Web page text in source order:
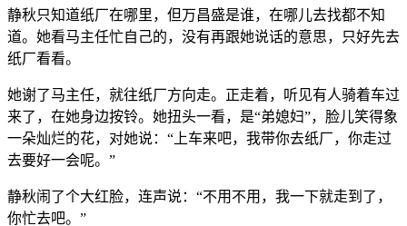
静秋只知道纸厂在哪里，但万昌盛是谁，在哪儿去找都不知
道。她看马主任忙自己的，没有再跟她说话的意思，只好先去
纸厂看看。
她谢了马主任，就往纸厂方向走。正走着，听见有人骑着车过
来了，在她身边按铃。她扭头一看，是“弟媳妇”，脸儿笑得象
一朵灿烂的花，对她说：“上车来吧，我带你去纸厂，你走过
去要好一会呢。”
静秋闹了个大红脸，连声说：“不用不用，我一下就走到了，
你忙去吧。”